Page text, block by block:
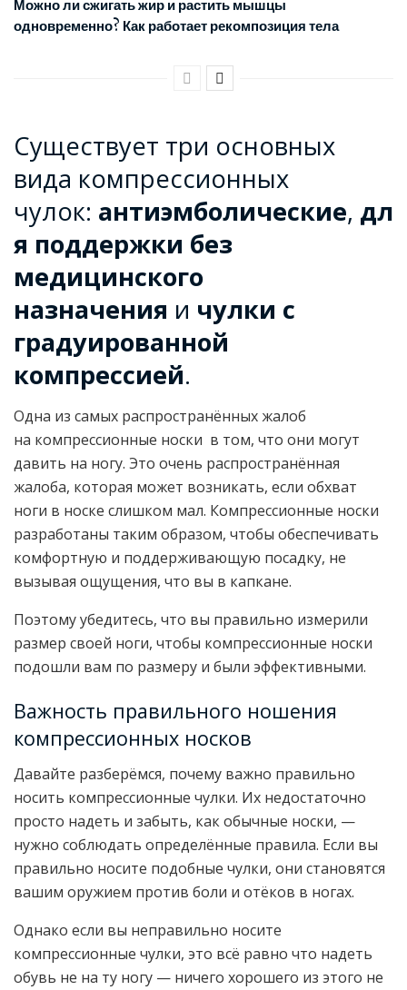
Можно ли сжигать жир и растить мышцы
одновременно? Как работает рекомпозиция тела
Существует три основных
вида компрессионных
чулок: антиэмболические, дл
я поддержки без
медицинского
назначения и чулки с
градуированной
компрессией.
Одна из самых распространённых жалоб
на компрессионные носки в том, что они могут
давить на ногу. Это очень распространённая
жалоба, которая может возникать, если обхват
ноги в носке слишком мал. Компрессионные носки
разработаны таким образом, чтобы обеспечивать
комфортную и поддерживающую посадку, не
вызывая ощущения, что вы в капкане.
Поэтому убедитесь, что вы правильно измерили
размер своей ноги, чтобы компрессионные носки
подошли вам по размеру и были эффективными.
Важность правильного ношения
компрессионных носков
Давайте разберёмся, почему важно правильно
носить компрессионные чулки. Их недостаточно
просто надеть и забыть, как обычные носки, —
нужно соблюдать определённые правила. Если вы
правильно носите подобные чулки, они становятся
вашим оружием против боли и отёков в ногах.
Однако если вы неправильно носите
компрессионные чулки, это всё равно что надеть
обувь не на ту ногу — ничего хорошего из этого не